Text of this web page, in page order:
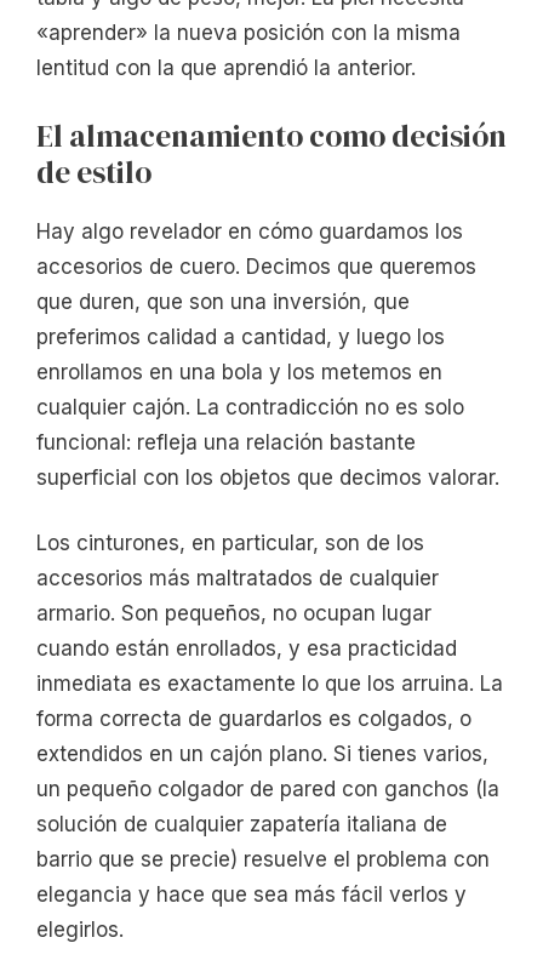
«aprender» la nueva posición con la misma
lentitud con la que aprendió la anterior.
El almacenamiento como decisión
de estilo
Hay algo revelador en cómo guardamos los
accesorios de cuero. Decimos que queremos
que duren, que son una inversión, que
preferimos calidad a cantidad, y luego los
enrollamos en una bola y los metemos en
cualquier cajón. La contradicción no es solo
funcional: refleja una relación bastante
superficial con los objetos que decimos valorar.
Los cinturones, en particular, son de los
accesorios más maltratados de cualquier
armario. Son pequeños, no ocupan lugar
cuando están enrollados, y esa practicidad
inmediata es exactamente lo que los arruina. La
forma correcta de guardarlos es colgados, o
extendidos en un cajón plano. Si tienes varios,
un pequeño colgador de pared con ganchos (la
solución de cualquier zapatería italiana de
barrio que se precie) resuelve el problema con
elegancia y hace que sea más fácil verlos y
elegirlos.